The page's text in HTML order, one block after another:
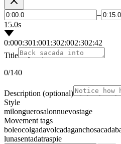
–
15.0s
0:000:301:001:302:002:302:42
Title
0/140
Description (optional)
Style
milonguerosalonnuevostage
Movement tags
boleocolgadavolcadaganchosacada
lunasentadatraspie